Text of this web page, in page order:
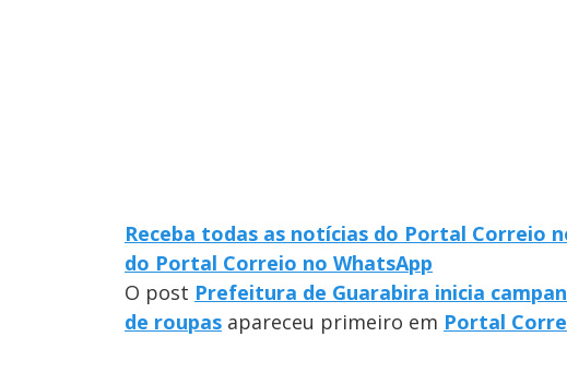
Receba todas as notícias do Portal Correio
do Portal Correio no WhatsApp
O post Prefeitura de Guarabira inicia
de roupas apareceu primeiro em Portal